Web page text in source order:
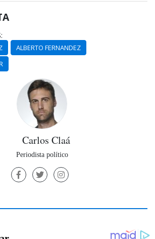
ALBERTO FERNANDEZ
Carlos Claá
Periodista político